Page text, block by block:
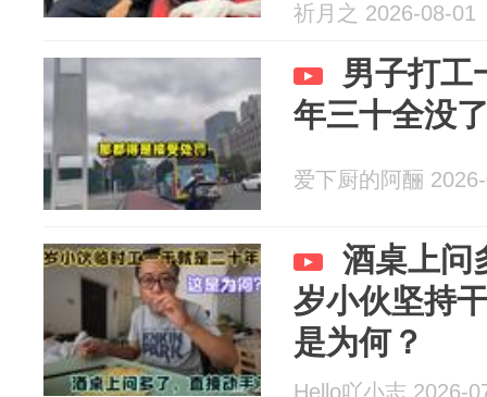
祈月之 2026-08-01
男子打工
年三十全没
爱下厨的阿酾
酒桌上问
岁小伙坚持
是为何？
Hello吖小志 2026-